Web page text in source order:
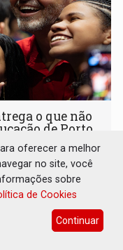
o que não
de Porto
IDEB da história
oferecer a melhor
no site, você
sobre
de Cookies
Continuar